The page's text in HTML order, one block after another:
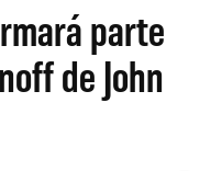
parte
de John